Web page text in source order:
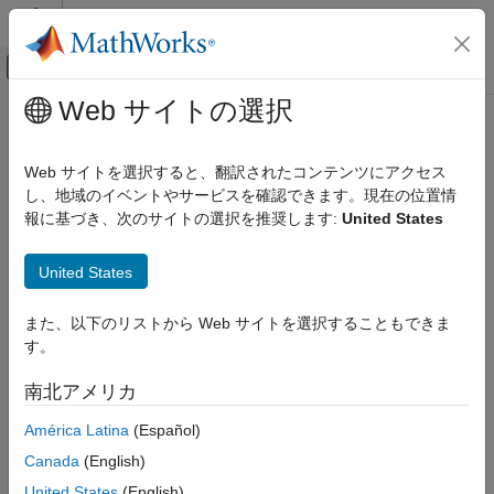
コンテンツへスキップ
オフキャンバス ナビゲーション メ
ドキュメンテーションのホーム
Simscape Battery
Battery Management System
ON THIS PAGE
Description
Parameters
Extended Capabilities
Version History
See Also
メインコンテンツ
CC-CV Charging (Proportional
Control)
Constant-current constant-voltage charging algorithm with
Since R2025a
Management
Web サイトの選択
Web サイトを選択すると、翻訳されたコンテンツにアクセス
し、地域のイベントやサービスを確認できます。現在の位置情
報に基づき、次のサイトの選択を推奨します: United States
United States
また、以下のリストから Web サイトを選択することもできま
す。
南北アメリカ
América Latina (Español)
Canada (English)